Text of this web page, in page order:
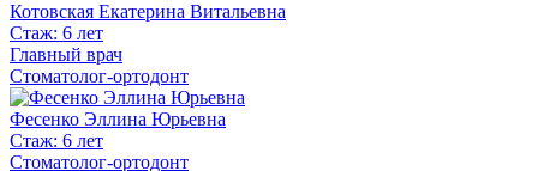
Котовская Екатерина Витальевна
Стаж: 6 лет
Главный врач
Стоматолог-ортодонт
Фесенко Эллина Юрьевна
Стаж: 6 лет
Стоматолог-ортодонт